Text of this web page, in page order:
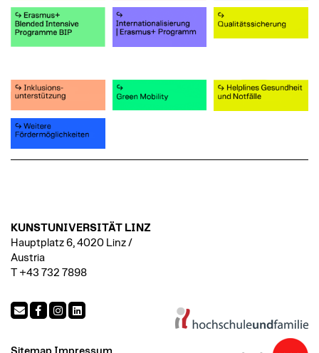
KUNSTUNIVERSITÄT LINZ
Hauptplatz 6, 4020 Linz /
Austria
T +43 732 7898